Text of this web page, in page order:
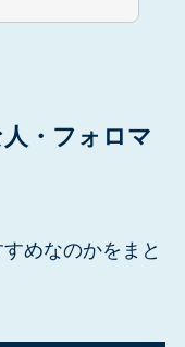
・フォロマ
めなのかをまと